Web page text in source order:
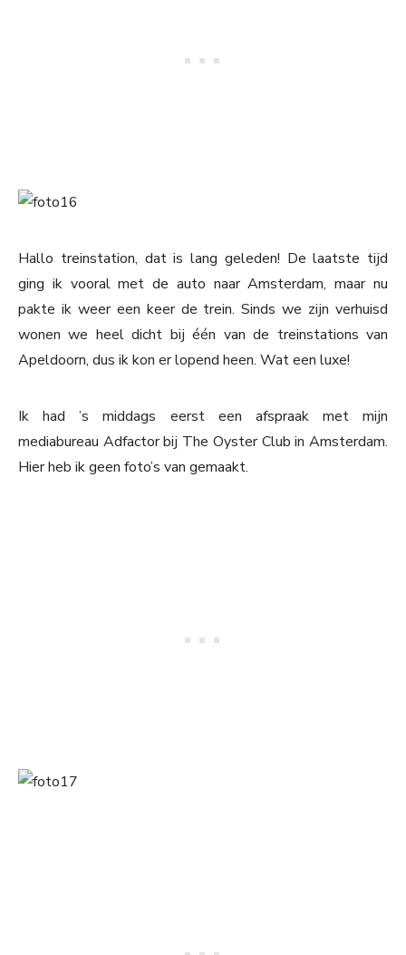
Hallo treinstation, dat is lang geleden! De laatste tijd
ging ik vooral met de auto naar Amsterdam, maar nu
pakte ik weer een keer de trein. Sinds we zijn verhuisd
wonen we heel dicht bij één van de treinstations van
Apeldoorn, dus ik kon er lopend heen. Wat een luxe!
Ik had ’s middags eerst een afspraak met mijn
mediabureau Adfactor bij The Oyster Club in Amsterdam.
Hier heb ik geen foto’s van gemaakt.